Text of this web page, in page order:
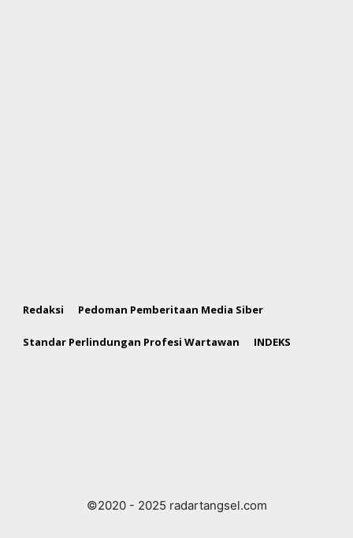
Redaksi Pedoman Pemberitaan Media Siber
Standar Perlindungan Profesi Wartawan INDEKS
©2020 - 2025 radartangsel.com